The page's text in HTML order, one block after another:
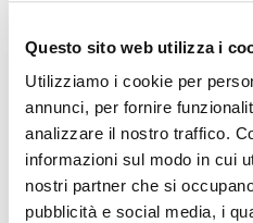
Questo sito web utilizza i
Utilizziamo i cookie per
annunci, per fornire
analizzare il nostro traffico.
informazioni sul modo in cui
nostri partner che si
pubblicità e social media, i